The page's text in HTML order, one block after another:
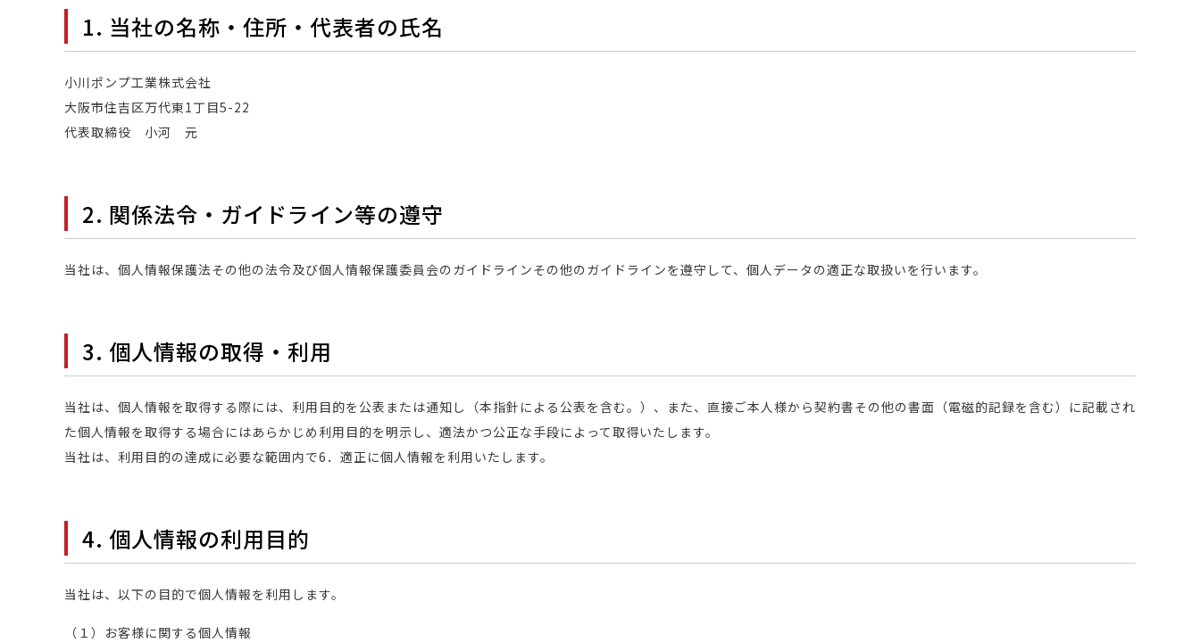
1. 当社の名称・住所・代表者の氏名
小川ポンプ工業株式会社
大阪市住吉区万代東1丁目5-22
代表取締役 小河 元
2. 関係法令・ガイドライン等の遵守
当社は、個人情報保護法その他の法令及び個人情報保護委員会のガイドラインその他のガイドラインを遵守して、個人データの適正な取扱いを行います。
3. 個人情報の取得・利用
当社は、個人情報を取得する際には、利用目的を公表または通知し（本指針による公表を含む。）、また、直接ご本人様から契約書その他の書面（電磁的記録を含む）に記載され
た個人情報を取得する場合にはあらかじめ利用目的を明示し、適法かつ公正な手段によって取得いたします。
当社は、利用目的の達成に必要な範囲内で6．適正に個人情報を利用いたします。
4. 個人情報の利用目的
当社は、以下の目的で個人情報を利用します。
（１）お客様に関する個人情報